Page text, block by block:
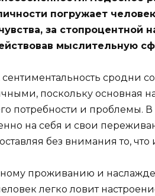
погружает
за стопроцентной
мыслительную
сентиментальность сродни
поскольку основная
потребности и проблемы.
на себя и свои
без внимания то, что
проживанию и
легко ловит